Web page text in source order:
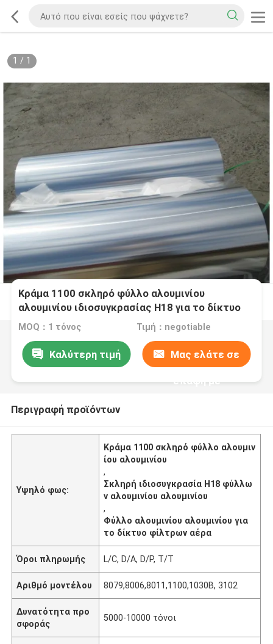
1 / 1
Κράμα 1100 σκληρό φύλλο αλουμινίου
αλουμινίου ιδιοσυγκρασίας H18 για το δίκτυο
φίλτρων αέρα
MOQ：1 τόνος Τιμή：negotiable
Καλύτερη τιμή Μας ελάτε σε
επαφή με
Περιγραφή προϊόντων
Υψηλό φως:
Κράμα 1100 σκληρό φύλλο αλουμιν
ίου αλουμινίου
,
Σκληρή ιδιοσυγκρασία H18 φύλλω
ν αλουμινίου αλουμινίου
,
Φύλλο αλουμινίου αλουμινίου για
το δίκτυο φίλτρων αέρα
Όροι πληρωμής L/C, D/A, D/P, T/T
Αριθμό μοντέλου 8079,8006,8011,1100,1030B, 3102
Δυνατότητα προ
σφοράς
5000-10000 τόνοι